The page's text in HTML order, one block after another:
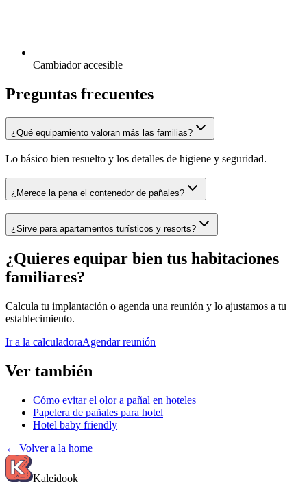
Cambiador accesible
Preguntas frecuentes
¿Qué equipamiento valoran más las familias?
Lo básico bien resuelto y los detalles de higiene y seguridad.
¿Merece la pena el contenedor de pañales?
¿Sirve para apartamentos turísticos y resorts?
¿Quieres equipar bien tus habitaciones
familiares?
Calcula tu implantación o agenda una reunión y lo ajustamos a tu
establecimiento.
Ir a la calculadoraAgendar reunión
Ver también
Cómo evitar el olor a pañal en hoteles
Papelera de pañales para hotel
Hotel baby friendly
← Volver a la home
Kaleidook